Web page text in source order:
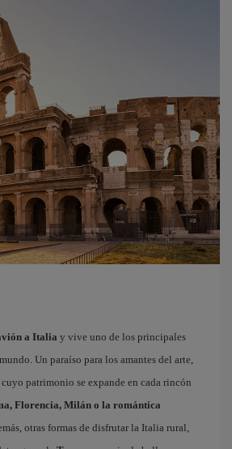
a Italia y vive uno de los principales
Un paraíso para los amantes del arte,
patrimonio se expande en cada rincón
Florencia, Milán o la romántica
otras formas de disfrutar la Italia rural,